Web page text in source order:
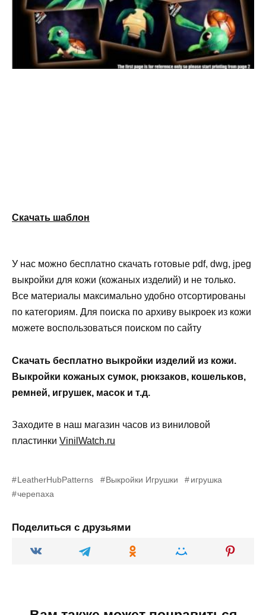
Скачать шаблон
У нас можно бесплатно скачать готовые pdf, dwg, jpeg
выкройки для кожи (кожаных изделий) и не только.
Все материалы максимально удобно отсортированы
по категориям. Для поиска по архиву выкроек из кожи
можете воспользоваться поиском по сайту
Скачать бесплатно выкройки изделий из кожи.
Выкройки кожаных сумок, рюкзаков, кошельков,
ремней, игрушек, масок и т.д.
Заходите в наш магазин часов из виниловой
пластинки VinilWatch.ru
LeatherHubPatterns Выкройки Игрушки
игрушка
черепаха
Поделиться с друзьями